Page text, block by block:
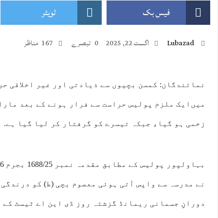
فیس بک ٹویٹر
Lubazad اگست 22, 2025 0 تبصرے 167 مناظر
میں‌ایک ملزم پولیس حراست سے فرار ہونے کے بعد
زخمی ہو گیا، جبکہ تیسرے کو گرفتار کر لیا گیا ہے.
نے مدرسہ سے واپس آتی ہوئی معصوم بچی (ط) کو
دورانِ جسمانی ریمانڈ گزشتہ روز ڈی این اے ٹیسٹ کے
19:00 20:00 21:00 22:00 23:00 00:00